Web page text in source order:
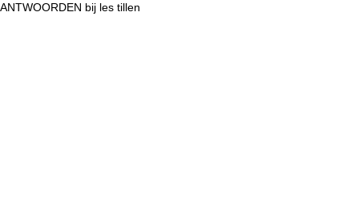
ANTWOORDEN bij les tillen